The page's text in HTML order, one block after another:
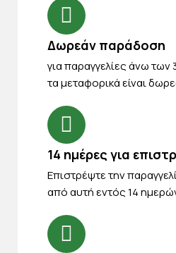
Δωρεάν παράδοση
για παραγγελίες άνω των
τα μεταφορικά είναι
14 ημέρες για
Eπιστρέψτε την
από αυτή εντός 14